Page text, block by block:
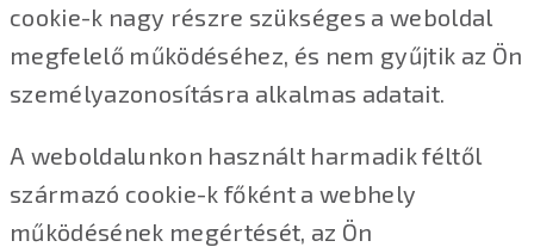
cookie-k nagy részre szükséges a weboldal
megfelelő működéséhez, és nem gyűjtik az Ön
személyazonosításra alkalmas adatait.
A weboldalunkon használt harmadik féltől
származó cookie-k főként a webhely
működésének megértését, az Ön